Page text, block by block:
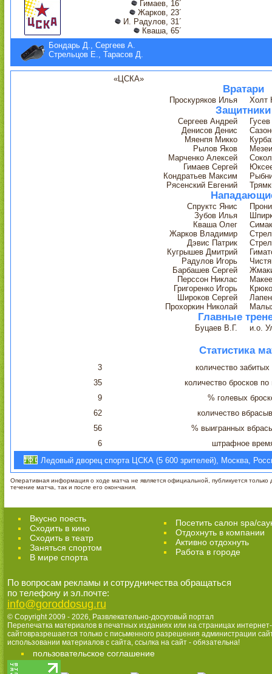
Гимаев, 16´
Жарков, 23´
И. Радулов, 31´
Кваша, 65´
Бондарь Д., Сергеев А.
Стрельцов Е., Тарасов Д.
«ЦСКА»
Вратари
Проскуряков Илья Холт
Защитники
Сергеев Андрей
Денисов Денис
Мяенпя Микко
Рылов Яков
Марченко Алексей
Гимаев Сергей
Кондратьев Максим
Рясенский Евгений
Спруктс Янис
Зубов Илья
Кваша Олег
Жарков Владимир
Дэвис Патрик
Кугрышев Дмитрий
Радулов Игорь
Барбашев Сергей
Перссон Никлас
Григоренко Игорь
Широков Сергей
Прохоркин Николай
Главные
Буцаев В.Г. и.о.
Статистика
3
количество
35
количество бросков по
9
% голевых
62
количество
56
% выигранных
6
штрафное
Ледовый дворец спорта ЦСКА (5 600 зрителей), Москва,
Оперативная информация о ходе матча не является официальной, публикуется только
течение матча, так и после его окончания.
Вкусно поесть
Сходить в кино
Cходить в театр
Заняться спортом
В мире спорта
Посетить салон spa/
Отдохнуть в компании
Активно отдохнуть
Работа в городе
По вопросам рекламы и сотрудничества обращаться
по телефону и эл.почте:
info@goroddosug.ru
© Copyright 2009 - 2026, Развлекательно-досуговый портал
Перепечатка материалов в печатных изданиях или на страницах интернет-
сайтовразрешается только с письменного разрешения администрации
использовании материалов с сайта, ссылка на сайт - обязательна!
пользовательское соглашение